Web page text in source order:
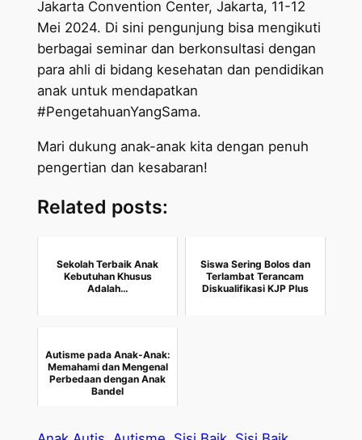
Jakarta Convention Center, Jakarta, 11-12
Mei 2024. Di sini pengunjung bisa mengikuti
berbagai seminar dan berkonsultasi dengan
para ahli di bidang kesehatan dan pendidikan
anak untuk mendapatkan
#PengetahuanYangSama.
Mari dukung anak-anak kita dengan penuh
pengertian dan kesabaran!
Related posts:
Sekolah Terbaik Anak
Kebutuhan Khusus
Adalah…
Siswa Sering Bolos dan
Terlambat Terancam
Diskualifikasi KJP Plus
Autisme pada Anak-Anak:
Memahami dan Mengenal
Perbedaan dengan Anak
Bandel